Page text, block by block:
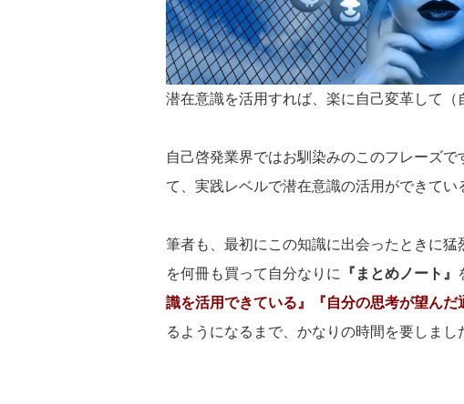
潜在意識を活用すれば、楽に自己変革して（
自己啓発業界ではお馴染みのこのフレーズ
て、実践レベルで潜在意識の活用ができてい
筆者も、最初にこの知識に出会ったときに
を何冊も買って自分なりに
『まとめノート』
識を活用できている』『自分の思考が望んだ
るようになるまで、かなりの時間を要しまし